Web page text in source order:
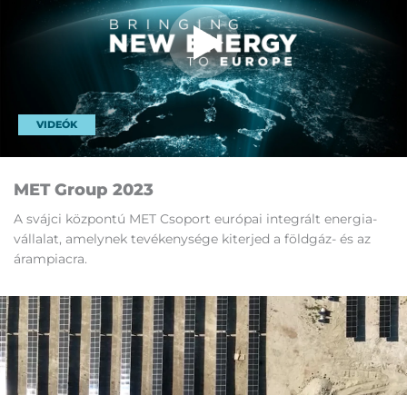
VIDEÓK
MET Gro­up 2023
A sváj­ci köz­pon­tú MET Cso­port eu­ró­pai in­teg­rált ener­gia­
vál­la­lat, amely­nek te­vé­keny­sé­ge ki­ter­jed a föld­gáz- és az
áram­pi­ac­ra.